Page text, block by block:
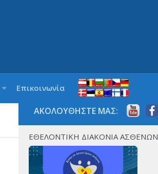
Επικοινωνία
ΑΚΟΛΟΥΘΗΣΤΕ ΜΑΣ:
ΕΘΕΛΟΝΤΙΚΗ ΔΙΑΚΟΝΙΑ ΑΣΘΕΝΩΝ